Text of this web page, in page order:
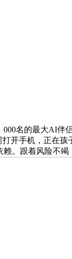
名的最大AI伴侣
开手机，正在
。跟着风险不